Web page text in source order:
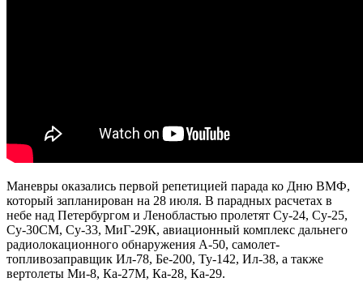
Маневры оказались первой репетицией парада ко Дню ВМФ,
который запланирован на 28 июля. В парадных расчетах в
небе над Петербургом и Ленобластью пролетят Су-24, Су-25,
Су-30СМ, Су-33, МиГ-29К, авиационный комплекс дальнего
радиолокационного обнаружения А-50, самолет-
топливозаправщик Ил-78, Бе-200, Ту-142, Ил-38, а также
вертолеты Ми-8, Ка-27М, Ка-28, Ка-29.